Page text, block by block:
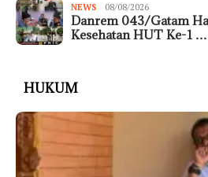
NEWS 08/08/2026
Danrem 043/Gatam
Kesehatan HUT Ke-1 …
HUKUM